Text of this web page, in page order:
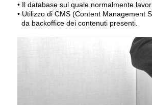
• Il database sul quale normalmente
• Utilizzo di CMS (Content Management
da backoffice dei contenuti presenti.